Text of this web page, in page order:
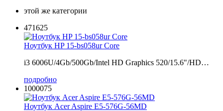
этой же категории
471625
Ноутбук HP 15-bs058ur Core
i3 6006U/4Gb/500Gb/Intel HD Graphics 520/15.6"/HD…
подробно
1000075
Ноутбук Acer Aspire E5-576G-56MD